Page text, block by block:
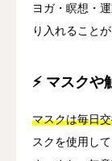
ヨガ・瞑想・
り入れること
⚡ マスクや
マスクは毎日
スクを使用し